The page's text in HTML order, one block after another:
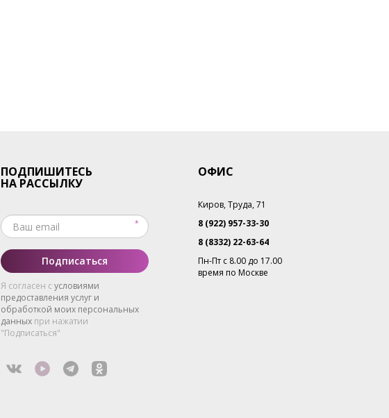
ПОДПИШИТЕСЬ
НА РАССЫЛКУ
Подписаться
Я согласен с условиями
предоставления услуг и
обработкой моих персональных
данныхпри нажатии
"Подписаться"
ОФИС
Киров, Труда, 71
8 (922) 957-33-30
8 (8332) 22-63-64
Пн-Пт с 8.00 до 17.00
время по Москве